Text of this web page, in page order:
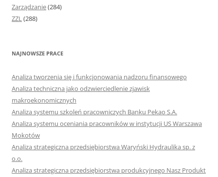
Zarządzanie(284)
ZZL(288)
NAJNOWSZE PRACE
Analiza tworzenia się i funkcjonowania nadzoru finansowego
Analiza techniczna jako odzwierciedlenie zjawisk
makroekonomicznych
Analiza systemu szkoleń pracowniczych Banku Pekao S.A.
Analiza systemu oceniania pracowników w instytucji US Warszawa
Mokotów
Analiza strategiczna przedsiębiorstwa Waryński Hydraulika sp. z
o.o.
Analiza strategiczna przedsiębiorstwa produkcyjnego Nasz Produkt